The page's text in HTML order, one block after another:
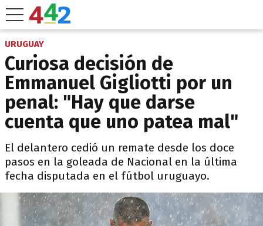
URUGUAY
Curiosa decisión de
Emmanuel Gigliotti por un
penal: "Hay que darse
cuenta que uno patea mal"
El delantero cedió un remate desde los doce
pasos en la goleada de Nacional en la última
fecha disputada en el fútbol uruguayo.